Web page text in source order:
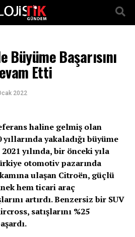
Büyüme Başarısını
Etti
2022
haline gelmiş olan
yakaladığı büyüme
yılında, bir önceki yıla
otomotiv pazarında
ulaşan Citroën, güçlü
hem ticari araç
artırdı. Benzersiz bir SUV
satışlarını %25